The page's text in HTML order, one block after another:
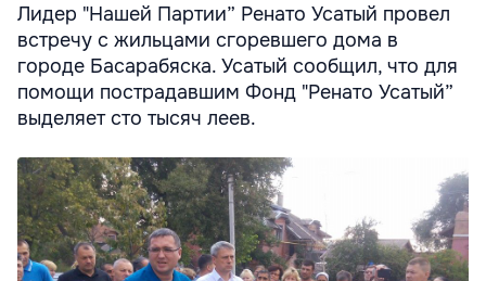
Лидер "Нашей Партии” Ренато Усатый провел
встречу с жильцами сгоревшего дома в
городе Басарабяска. Усатый сообщил, что для
помощи пострадавшим Фонд "Ренато Усатый”
выделяет сто тысяч леев.